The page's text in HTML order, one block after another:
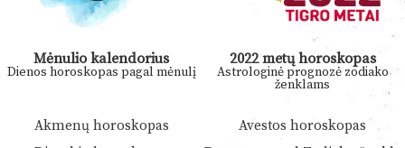
Mėnulio kalendorius
Dienos horoskopas pagal mėnulį
2022 metų horoskopas
Astrologinė prognozė zodiako
ženklams
Akmenų horoskopas
Avestos horoskopas